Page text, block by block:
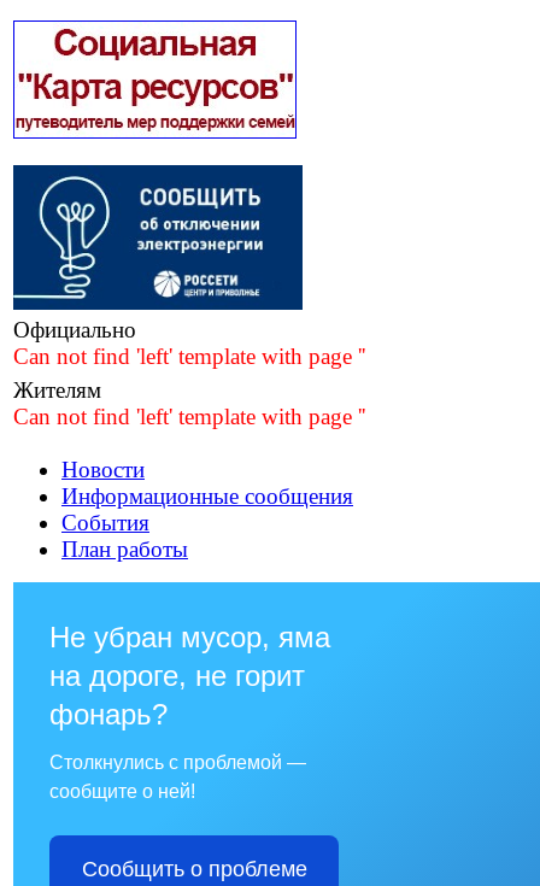
Официально
Can not find 'left' template with page ''
Жителям
Can not find 'left' template with page ''
Новости
Информационные сообщения
События
План работы
Не убран мусор, яма
на дороге, не горит
фонарь?
Столкнулись с проблемой —
сообщите о ней!
Сообщить о проблеме